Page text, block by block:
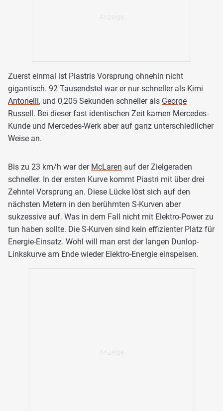
Zuerst einmal ist Piastris Vorsprung ohnehin nicht
gigantisch. 92 Tausendstel war er nur schneller als Kimi
Antonelli, und 0,205 Sekunden schneller als George
Russell. Bei dieser fast identischen Zeit kamen Mercedes-
Kunde und Mercedes-Werk aber auf ganz unterschiedlicher
Weise an.
Bis zu 23 km/h war der McLaren auf der Zielgeraden
schneller. In der ersten Kurve kommt Piastri mit über drei
Zehntel Vorsprung an. Diese Lücke löst sich auf den
nächsten Metern in den berühmten S-Kurven aber
sukzessive auf. Was in dem Fall nicht mit Elektro-Power zu
tun haben sollte. Die S-Kurven sind kein effizienter Platz für
Energie-Einsatz. Wohl will man erst der langen Dunlop-
Linkskurve am Ende wieder Elektro-Energie einspeisen.